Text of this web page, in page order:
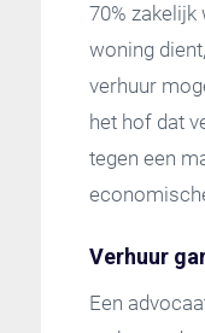
70%
woning
verhuur
het hof dat
tegen een
Verhuur
Een